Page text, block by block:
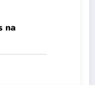
na